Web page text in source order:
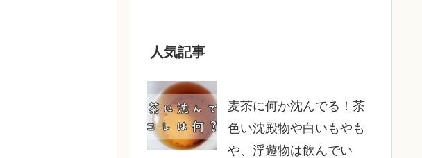
人気記事
麦茶に何か沈んでる！茶
色い沈殿物や白いもやも
や、浮遊物は飲んでい